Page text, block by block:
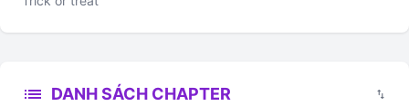
list DANH SÁCH CHAPTER swap_vert